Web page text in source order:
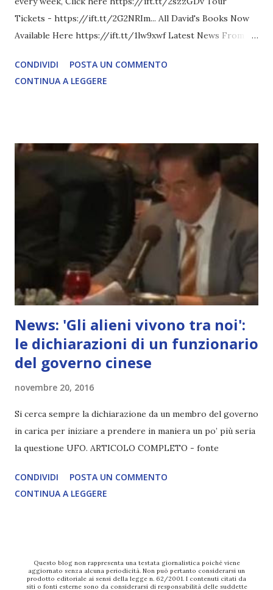
Tickets - https://ift.tt/2G2NRIm... All David's Books Now
Available Here https://ift.tt/1lw9xwf Latest News From
COMPLETO - fonte
CONDIVIDI
POSTA UN COMMENTO
CONTINUA A LEGGERE
News: 'Gli alieni vivono tra noi':
le dichiarazioni di un funzionario
del governo cinese
novembre 20, 2016
Si cerca sempre la dichiarazione da un membro del governo
in carica per iniziare a prendere in maniera un po’ più seria
la questione UFO. ARTICOLO COMPLETO - fonte
CONDIVIDI
POSTA UN COMMENTO
CONTINUA A LEGGERE
Questo blog non rappresenta una testata giornalistica poiché viene
aggiornato senza alcuna periodicità. Non può pertanto considerarsi un
prodotto editoriale ai sensi della legge n. 62/2001. I contenuti citati da
siti o fonti esterne sono da considerarsi di responsabilità delle suddette